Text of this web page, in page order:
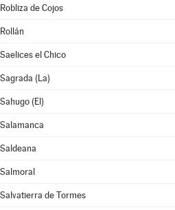
Robliza de Cojos
Rollán
Saelices el Chico
Sagrada (La)
Sahugo (El)
Salamanca
Saldeana
Salmoral
Salvatierra de Tormes